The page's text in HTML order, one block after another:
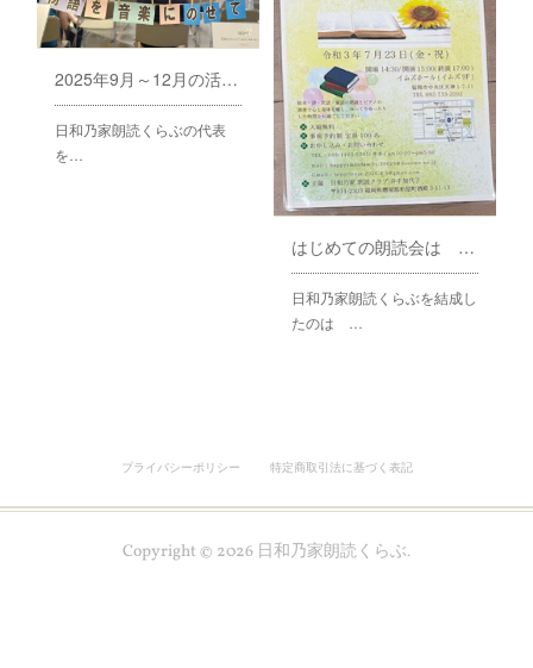
2025年9月～12月の活動について。
日和乃家朗読くらぶの代表
を…
はじめての朗読会は イムズホールでした
日和乃家朗読くらぶを結成し
たのは …
プライバシーポリシー 特定商取引法に基づく表記
Copyright © 2026 日和乃家朗読くらぶ.